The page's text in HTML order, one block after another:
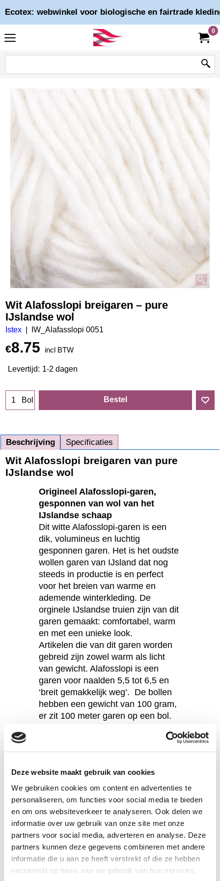
Deze website maakt gebruik van cookies
We gebruiken cookies om content en advertenties te
personaliseren, om functies voor social media te bieden
en om ons websiteverkeer te analyseren. Ook delen we
informatie over uw gebruik van onze site met onze
partners voor social media, adverteren en analyse. Deze
partners kunnen deze gegevens combineren met andere
informatie die u aan ze heeft verstrekt of die ze hebben
verzameld op basis van uw gebruik van hun services.
Ecotex: webwinkel voor biologische en fairtrade
0
Wit Alafosslopi breigaren – pure
IJslandse wol
Istex IW_Alafasslopi 0051
€8.75 incl BTW
Levertijd: 1-2 dagen
Bol Bestel
Beschrijving Specificaties
Wit Alafosslopi breigaren van pure
IJslandse wol
Origineel Alafosslopi-garen,
gesponnen van wol van het
IJslandse schaap
Dit witte Alafosslopi-garen is een
dik, volumineus en luchtig
gesponnen garen. Het is het oudste
wollen garen van IJsland dat nog
steeds in productie is en perfect
voor het breien van warme en
ademende winterkleding. De
orginele IJslandse truien zijn van dit
garen gemaakt: comfortabel, warm
en met een unieke look.
Artikelen die van dit garen worden
gebreid zijn zowel warm als licht
van gewicht. Alafosslopi is een
garen voor naalden 5,5 tot 6,5 en
‘breit gemakkelijk weg’. De bollen
hebben een gewicht van 100 gram,
er zit 100 meter garen op een bol.
Materiaal: 100% zuivere scheerwol
Herkomst:IJsland
Verwerking:Breinaalden nummer 6 tot 6,5
Reiniging:Handwas op 30 graden
Gewicht:Strengen van 100 gram, 100
Herkomst van het materiaal